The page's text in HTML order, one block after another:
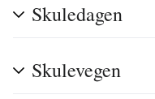
Skuledagen
Skulevegen